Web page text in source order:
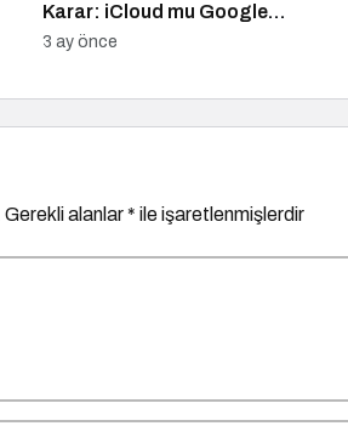
Karar: iCloud mu Google
Fotoğraflar mı?
3 ay önce
Gerekli alanlar* ile işaretlenmişlerdir